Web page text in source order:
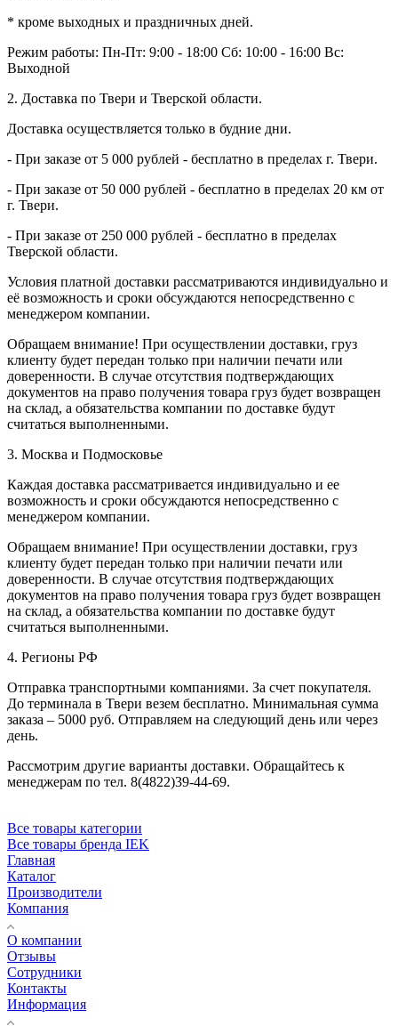
* кроме выходных и праздничных дней.
Режим работы: Пн-Пт: 9:00 - 18:00 Сб: 10:00 - 16:00 Вс:
Выходной
2. Доставка по Твери и Тверской области.
Доставка осуществляется только в будние дни.
- При заказе от 5 000 рублей - бесплатно в пределах г. Твери.
- При заказе от 50 000 рублей - бесплатно в пределах 20 км от
г. Твери.
- При заказе от 250 000 рублей - бесплатно в пределах
Тверской области.
Условия платной доставки рассматриваются индивидуально и
её возможность и сроки обсуждаются непосредственно с
менеджером компании.
Обращаем внимание! При осуществлении доставки, груз
клиенту будет передан только при наличии печати или
доверенности. В случае отсутствия подтверждающих
документов на право получения товара груз будет возвращен
на склад, а обязательства компании по доставке будут
считаться выполненными.
3. Москва и Подмосковье
Каждая доставка рассматривается индивидуально и ее
возможность и сроки обсуждаются непосредственно с
менеджером компании.
Обращаем внимание! При осуществлении доставки, груз
клиенту будет передан только при наличии печати или
доверенности. В случае отсутствия подтверждающих
документов на право получения товара груз будет возвращен
на склад, а обязательства компании по доставке будут
считаться выполненными.
4. Регионы РФ
Отправка транспортными компаниями. За счет покупателя.
До терминала в Твери везем бесплатно. Минимальная сумма
заказа – 5000 руб. Отправляем на следующий день или через
день.
Рассмотрим другие варианты доставки. Обращайтесь к
менеджерам по тел. 8(4822)39-44-69.
Все товары категории
Все товары бренда IEK
Главная
Каталог
Производители
Компания
О компании
Отзывы
Сотрудники
Контакты
Информация